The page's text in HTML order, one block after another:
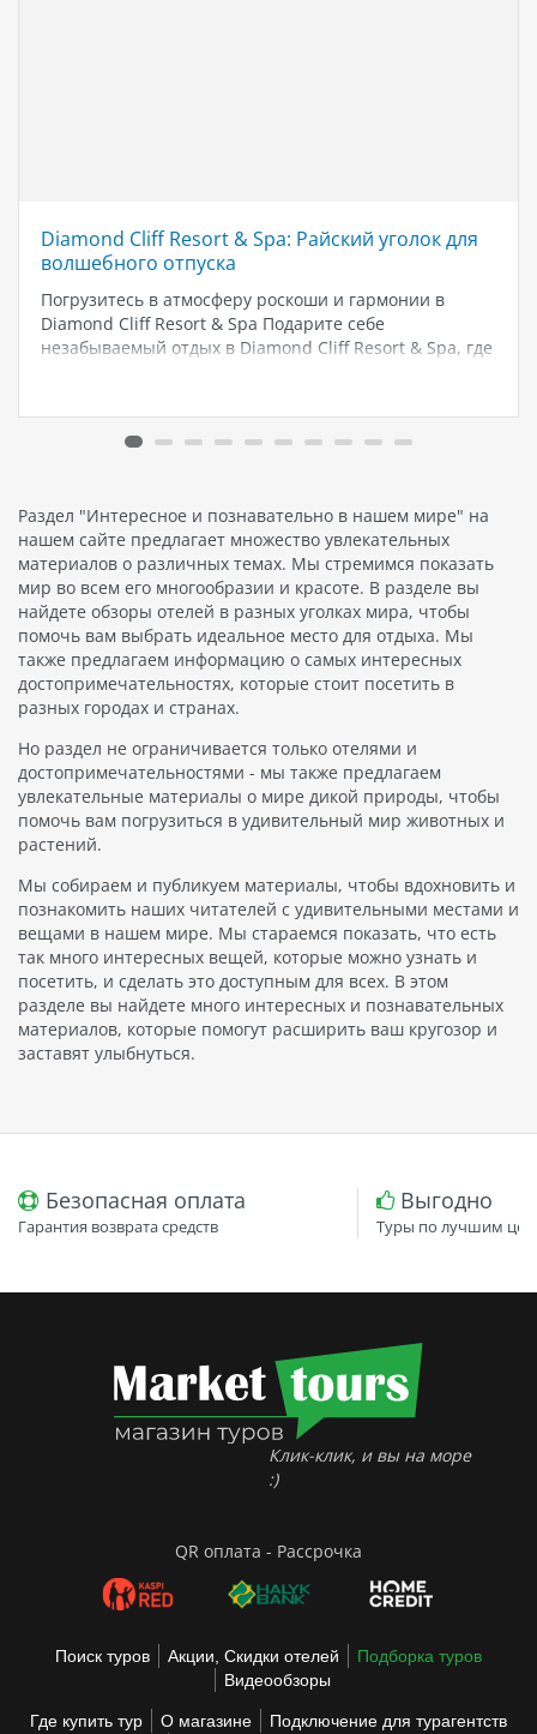
Diamond Cliff Resort & Spa: Райский уголок для
волшебного отпуска
Погрузитесь в атмосферу роскоши и гармонии в
Diamond Cliff Resort & Spa Подарите себе
незабываемый отдых в Diamond Cliff Resort & Spa, где
обслуживанием. Этот уникальный курорт создан…
Раздел "Интересное и познавательно в нашем мире" на
нашем сайте предлагает множество увлекательных
материалов о различных темах. Мы стремимся показать
мир во всем его многообразии и красоте. В разделе вы
найдете обзоры отелей в разных уголках мира, чтобы
помочь вам выбрать идеальное место для отдыха. Мы
также предлагаем информацию о самых интересных
достопримечательностях, которые стоит посетить в
разных городах и странах.
Но раздел не ограничивается только отелями и
достопримечательностями - мы также предлагаем
увлекательные материалы о мире дикой природы, чтобы
помочь вам погрузиться в удивительный мир животных и
растений.
Мы собираем и публикуем материалы, чтобы вдохновить и
познакомить наших читателей с удивительными местами и
вещами в нашем мире. Мы стараемся показать, что есть
так много интересных вещей, которые можно узнать и
посетить, и сделать это доступным для всех. В этом
разделе вы найдете много интересных и познавательных
материалов, которые помогут расширить ваш кругозор и
заставят улыбнуться.
Безопасная оплата
Гарантия возврата средств
Выгодно
Туры по лучшим
Клик-клик, и вы на море
:)
QR оплата - Рассрочка
Поиск туров Акции, Скидки отелей
Подборка туров
Видеообзоры
Где купить тур О магазине Подключение для турагентств